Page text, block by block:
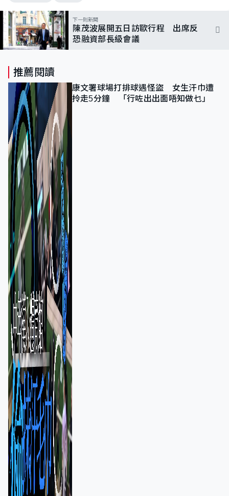
下一則新聞
陳茂波展開五日訪歐行程 出席反
恐融資部長級會議
推薦閱讀
康文署球場打排球遇怪盜 女生汗巾遭
拎走5分鐘 「行咗出出面唔知做乜」